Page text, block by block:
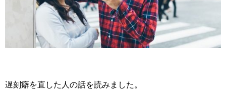
遅刻癖を直した人の話を読みました。